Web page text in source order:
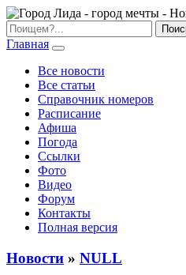
Главная
Все новости
Все статьи
Справочник номеров
Расписание
Афиша
Погода
Ссылки
Фото
Видео
Форум
Контакты
Полная версия
Новости » NULL